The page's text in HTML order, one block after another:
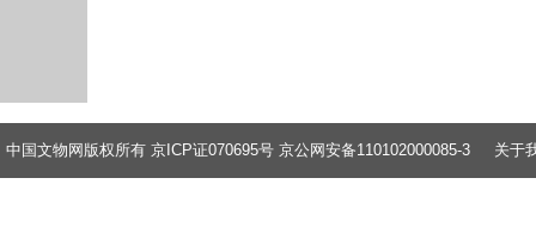
中国文物网版权所有 京ICP证070695号 京公网安备110102000085-3 关于